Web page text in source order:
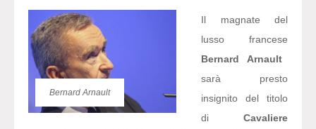
Bernard Arnault
Il magnate del
lusso francese
Bernard Arnault
sarà presto
insignito del titolo
di
Cavaliere